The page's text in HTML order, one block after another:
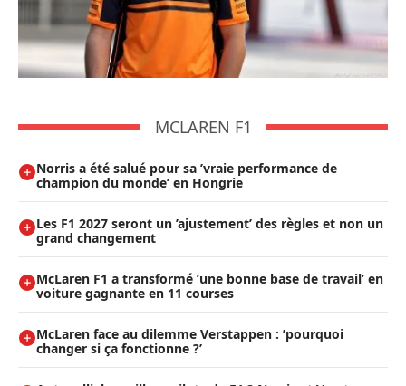
MCLAREN F1
Norris a été salué pour sa ’vraie performance de
champion du monde’ en Hongrie
Les F1 2027 seront un ’ajustement’ des règles et non un
grand changement
McLaren F1 a transformé ’une bonne base de travail’ en
voiture gagnante en 11 courses
McLaren face au dilemme Verstappen : ’pourquoi
changer si ça fonctionne ?’